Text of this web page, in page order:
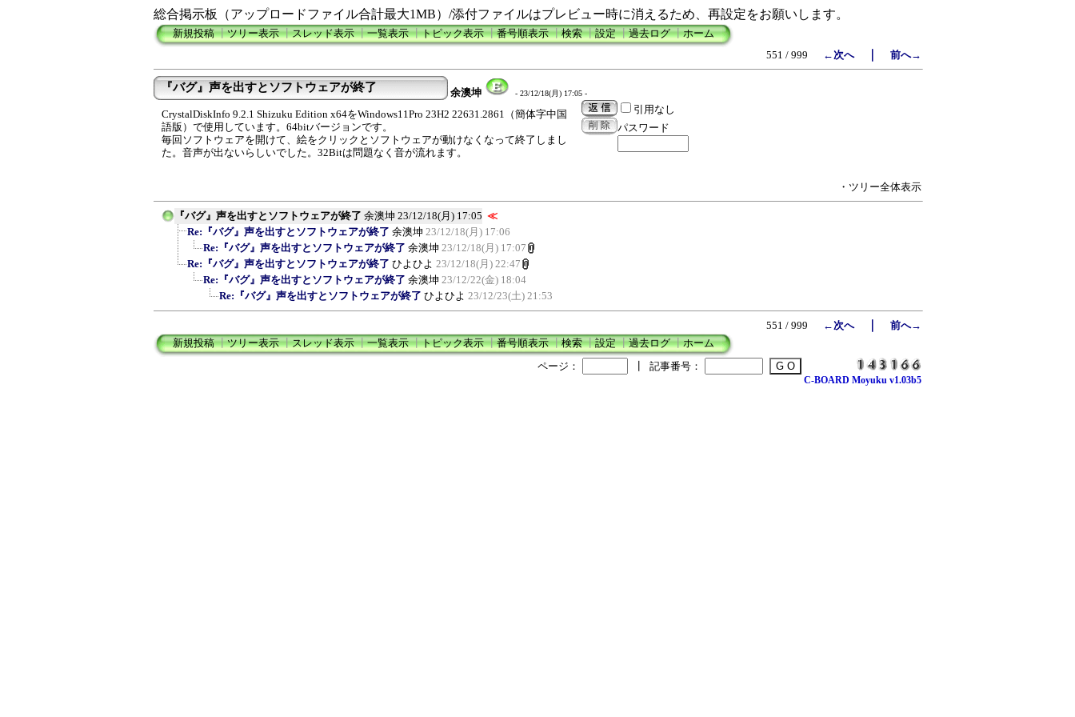
総合掲示板（アップロードファイル合計最大1MB）/添付ファイルはプレビュー時に消えるため、再設定をお願いします。
新規投稿┃ツリー表示┃スレッド表示┃一覧表示┃トピック表示┃番号順表示┃検索┃設定┃過去ログ┃ホーム
551 / 999
←次へ｜ 前へ→
『バグ』声を出すとソフトウェアが終了 余澳坤 - 23/12/18(月) 17:05 -
CrystalDiskInfo 9.2.1 Shizuku Edition x64をWindows11Pro 23H2 22631.2861（簡体字中国
語版）で使用しています。64bitバージョンです。
毎回ソフトウェアを開けて、絵をクリックとソフトウェアが動けなくなって終了しまし
た。音声が出ないらしいでした。32Bitは問題なく音が流れます。
引用なし
パスワード
・ツリー全体表示
『バグ』声を出すとソフトウェアが終了 余澳坤 23/12/18(月) 17:05 ≪
Re:『バグ』声を出すとソフトウェアが終了 余澳坤 23/12/18(月) 17:06
Re:『バグ』声を出すとソフトウェアが終了 余澳坤 23/12/18(月) 17:07
Re:『バグ』声を出すとソフトウェアが終了 ひよひよ 23/12/18(月) 22:47
Re:『バグ』声を出すとソフトウェアが終了 余澳坤 23/12/22(金) 18:04
Re:『バグ』声を出すとソフトウェアが終了 ひよひよ 23/12/23(土) 21:53
551 / 999 ←次へ｜ 前へ→
新規投稿┃ツリー表示┃スレッド表示┃一覧表示┃トピック表示┃番号順表示┃検索┃設定┃過去ログ┃ホーム
ページ：
記事番号：
C-BOARD Moyuku v1.03b5